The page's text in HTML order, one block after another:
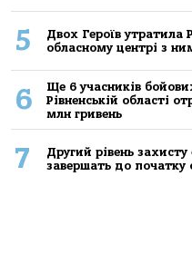
5
Двох Героїв утратила
обласному центрі з
6
Ще 6 учасників
Рівненській області
млн гривень
7
Другий рівень захисту
завершать до початку